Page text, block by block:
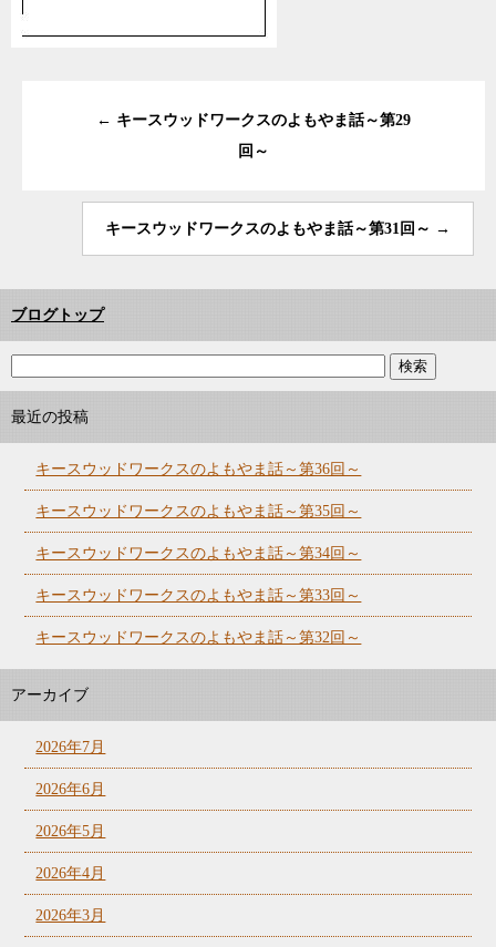
← キースウッドワークスのよもやま話～第29
回～
キースウッドワークスのよもやま話～第31回～ →
ブログトップ
最近の投稿
キースウッドワークスのよもやま話～第36回～
キースウッドワークスのよもやま話～第35回～
キースウッドワークスのよもやま話～第34回～
キースウッドワークスのよもやま話～第33回～
キースウッドワークスのよもやま話～第32回～
アーカイブ
2026年7月
2026年6月
2026年5月
2026年4月
2026年3月